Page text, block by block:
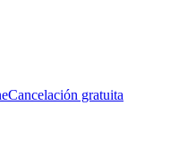
Cancelación gratuita